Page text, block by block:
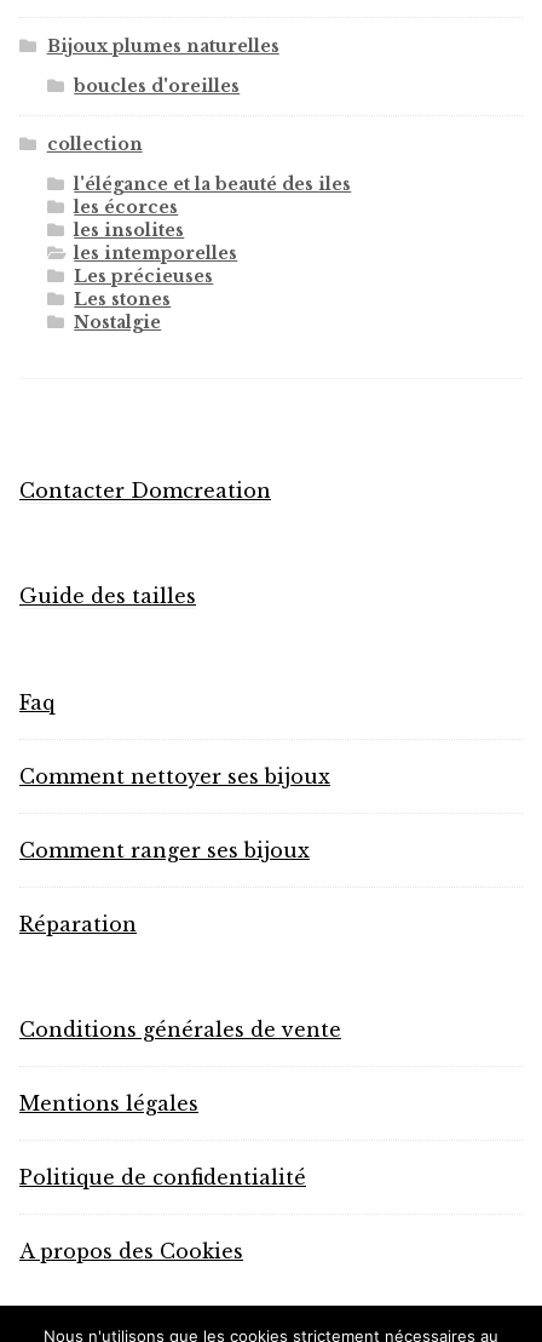
Bijoux plumes naturelles
boucles d'oreilles
collection
l'élégance et la beauté des iles
les écorces
les insolites
les intemporelles
Les précieuses
Les stones
Nostalgie
Contacter Domcreation
Guide des tailles
Faq
Comment nettoyer ses bijoux
Comment ranger ses bijoux
Réparation
Conditions générales de vente
Mentions légales
Politique de confidentialité
A propos des Cookies
Nous n'utilisons que les cookies strictement nécessaires au